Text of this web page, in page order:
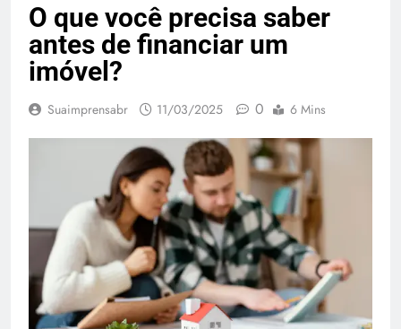
O que você precisa saber
antes de financiar um
imóvel?
Suaimprensabr 11/03/2025 0 6 Mins